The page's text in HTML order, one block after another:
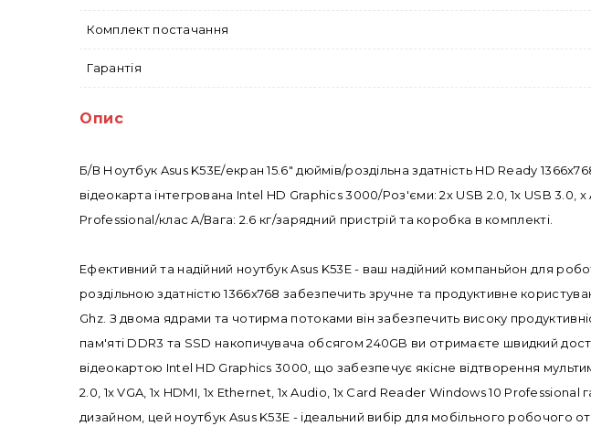
Комплект постачання
Гарантія
Опис
Б/В Ноутбук Asus K53E/екран 15.6" дюймів/роздільна здатність HD Ready
відеокарта інтегрована Intel HD Graphics 3000/Роз'єми: 2x USB 2.0, 1x USB 3.0,
Professional/клас A/Вага: 2.6 кг/зарядний пристрій та коробка в комплекті.
Ефективний та надійний ноутбук Asus K53E - ваш надійний компаньйон для
роздільною здатністю 1366x768 забезпечить зручне та продуктивне
Ghz. З двома ядрами та чотирма потоками він забезпечить високу
пам'яті DDR3 та SSD накопичувача обсягом 240GB ви отримаєте швидкий
відеокартою Intel HD Graphics 3000, що забезпечує якісне відтворення
2.0, 1x VGA, 1x HDMI, 1x Ethernet, 1x Audio, 1x Card Reader Windows 10
дизайном, цей ноутбук Asus K53E - ідеальний вибір для мобільного робочого